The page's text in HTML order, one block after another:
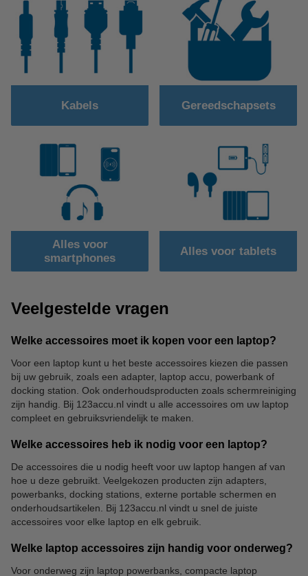
Kabels Gereedschapsets
Alles voor
smartphones
Alles voor tablets
Veelgestelde vragen
Welke accessoires moet ik kopen voor een laptop?
Voor een laptop kunt u het beste accessoires kiezen die passen
bij uw gebruik, zoals een adapter, laptop accu, powerbank of
docking station. Ook onderhoudsproducten zoals schermreiniging
zijn handig. Bij 123accu.nl vindt u alle accessoires om uw laptop
compleet en gebruiksvriendelijk te maken.
Welke accessoires heb ik nodig voor een laptop?
De accessoires die u nodig heeft voor uw laptop hangen af van
hoe u deze gebruikt. Veelgekozen producten zijn adapters,
powerbanks, docking stations, externe portable schermen en
onderhoudsartikelen. Bij 123accu.nl vindt u snel de juiste
accessoires voor elke laptop en elk gebruik.
Welke laptop accessoires zijn handig voor onderweg?
Voor onderweg zijn laptop powerbanks, compacte laptop